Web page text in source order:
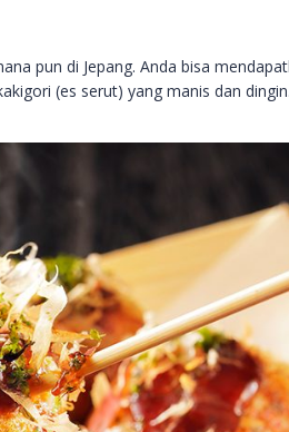
pun di Jepang. Anda bisa
(es serut) yang manis dan